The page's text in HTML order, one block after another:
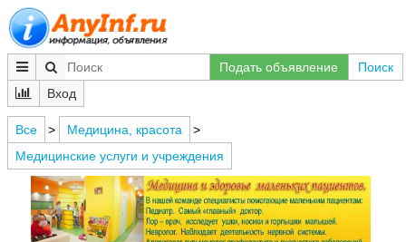
Подать объявление
Поиск
Вход
Все > Медицина, красота
>
Медицинские услуги и учреждения